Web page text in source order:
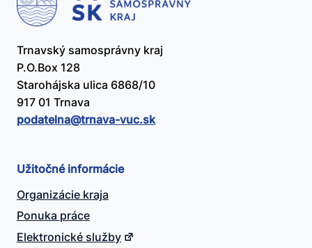
Trnavský samosprávny kraj
P.O.Box 128
Starohájska ulica 6868/10
917 01 Trnava
podatelna@​trnava-vuc.sk
Užitočné informácie
Organizácie kraja
Ponuka práce
Elektronické služby